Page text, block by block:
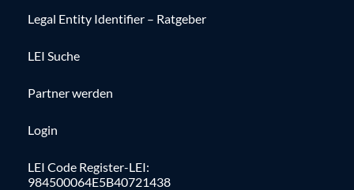
Legal Entity Identifier – Ratgeber
LEI Suche
Partner werden
Login
LEI Code Register-LEI:
984500064E5B40721438